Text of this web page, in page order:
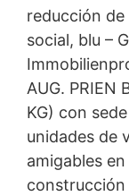
reducción de
social, blu –
AUG. PRIEN
KG) con
unidades de
amigables